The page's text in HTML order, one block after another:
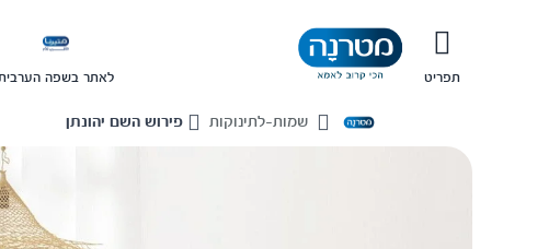
תפריט לאתר בשפה
Home
שמות-לתינוקות פירוש השם יהונתן